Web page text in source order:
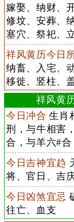
嫁娶、纳财、
修坟、安葬、
塞穴、祭祀、
祥风黄历今日
纳畜、入宅、
移徙、竖柱、
祥风黄
今日冲合 生肖
刑，与牛相害
合，与羊六#合
今日吉神宜趋
将、官日、吉
今日凶煞宜忌
往亡、血支